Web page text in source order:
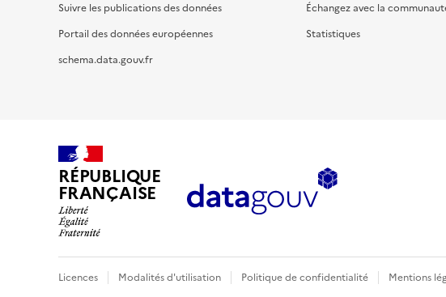
Suivre les publications des données
Portail des données européennes
schema.data.gouv.fr
Échangez avec la
Statistiques
RÉPUBLIQUE
FRANÇAISE
Licences Modalités d'utilisation Politique de confidentialité Mentions